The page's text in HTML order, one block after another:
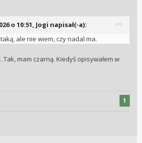
o 10:51, Jogi napisał(-a):
taką, ale nie wiem, czy nadal ma.
Tak, mam czarną. Kiedyś opisywałem w
1